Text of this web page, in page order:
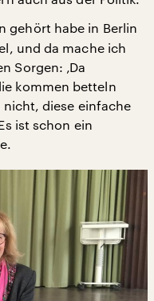
gehört habe in Berlin
und da mache ich
Sorgen: ‚Da
kommen betteln
nicht, diese einfache
ist schon ein